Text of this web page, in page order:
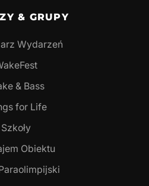
& GRUPY
Wydarzeń
& Bass
for Life
Szkoły
Obiektu